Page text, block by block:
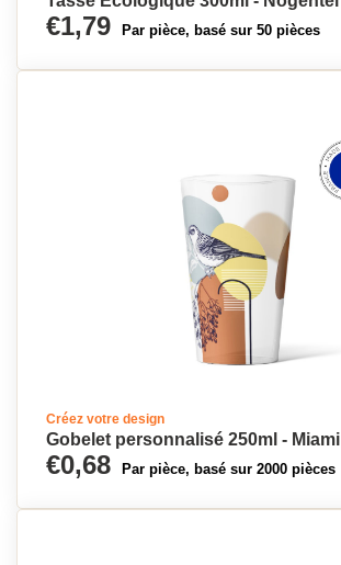
€1,79 Par pièce, basé sur 50 pièces
Créez votre design
Gobelet personnalisé 250ml - Miami
€0,68 Par pièce, basé sur 2000 pièces